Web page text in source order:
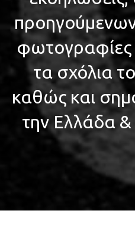
φωτογραφίες
τα σχόλια
καθώς και
την Ελλάδα